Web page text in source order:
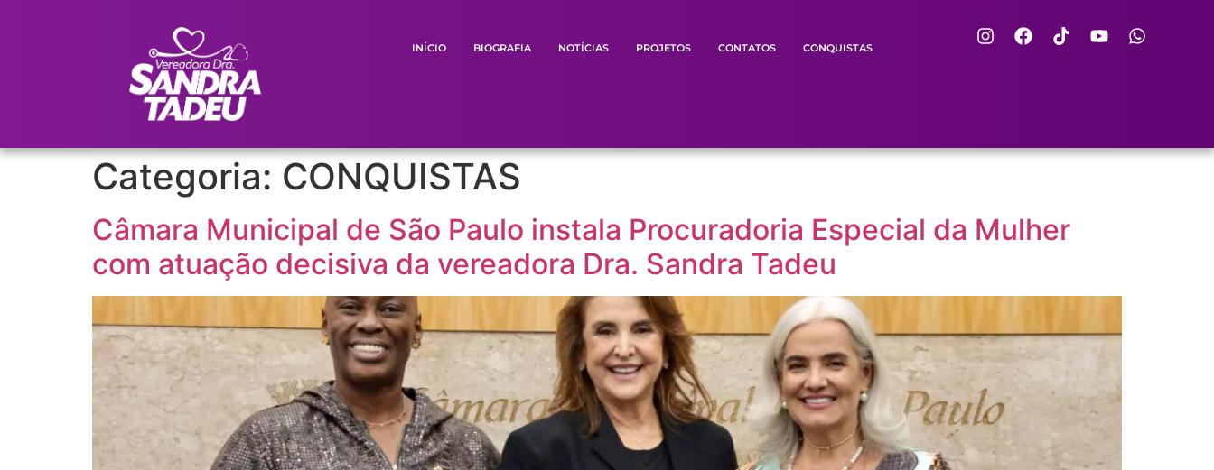
INÍCIO BIOGRAFIA NOTÍCIAS PROJETOS CONTATOS CONQUISTAS
Categoria: CONQUISTAS
Câmara Municipal de São Paulo instala Procuradoria Especial da Mulher
com atuação decisiva da vereadora Dra. Sandra Tadeu